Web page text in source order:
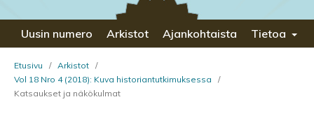
Uusin numero Arkistot Ajankohtaista Tietoa
Etusivu / Arkistot /
Vol 18 Nro 4 (2018): Kuva historiantutkimuksessa
/
Katsaukset ja näkökulmat